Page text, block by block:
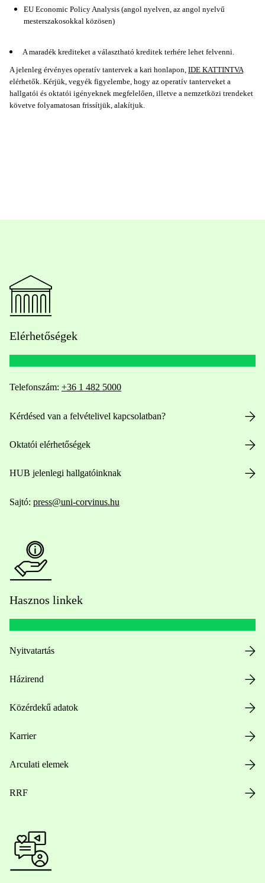
EU Economic Policy Analysis (angol nyelven, az angol nyelvű
mesterszakosokkal közösen)
A maradék krediteket a választható kreditek terhére lehet felvenni.
A jelenleg érvényes operatív tantervek a kari honlapon, IDE KATTINTVA
elérhetők. Kérjük, vegyék figyelembe, hogy az operatív tanterveket a
hallgatói és oktatói igényeknek megfelelően, illetve a nemzetközi trendeket
követve folyamatosan frissítjük, alakítjuk.
Elérhetőségek
Telefonszám: +36 1 482 5000
Kérdésed van a felvételivel kapcsolatban?
Oktatói elérhetőségek
HUB jelenlegi hallgatóinknak
Sajtó: press@uni-corvinus.hu
Hasznos linkek
Nyitvatartás
Házirend
Közérdekű adatok
Karrier
Arculati elemek
RRF